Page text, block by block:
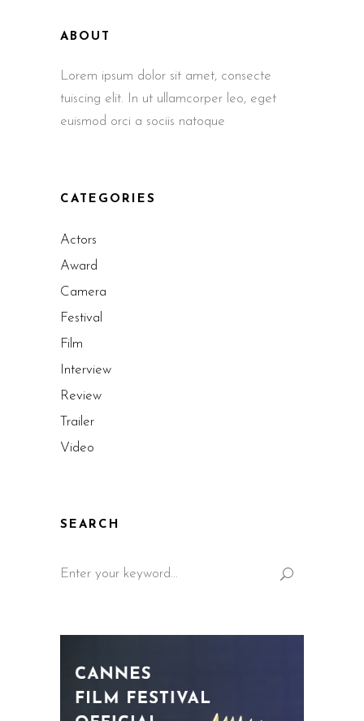
ABOUT
Lorem ipsum dolor sit amet, consecte
tuiscing elit. In ut ullamcorper leo, eget
euismod orci a sociis natoque
CATEGORIES
Actors
Award
Camera
Festival
Film
Interview
Review
Trailer
Video
SEARCH